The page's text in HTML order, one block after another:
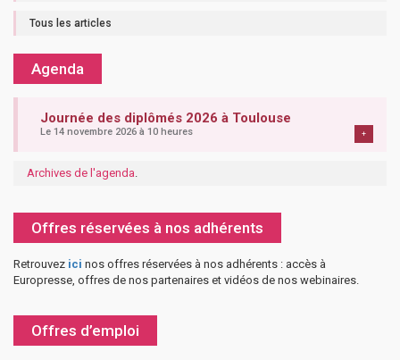
Tous les articles
Agenda
Journée des diplômés 2026 à Toulouse
Le 14 novembre 2026 à 10 heures +
Archives de l'agenda.
Offres réservées à nos adhérents
Retrouvez ici nos offres réservées à nos adhérents : accès à
Europresse, offres de nos partenaires et vidéos de nos webinaires.
Offres d’emploi